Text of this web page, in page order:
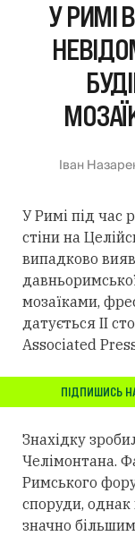
У РИМІ
Іван
У Римі під час
стіни на
випадково
мозаїками,
датується II
Associated
ПІДПИШИСЬ
Знахідку
Челімонтана.
Римського
споруди,
значно